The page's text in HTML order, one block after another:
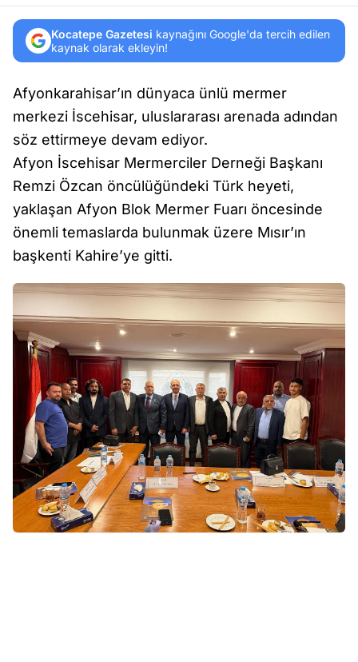
Kocatepe Gazetesi kaynağını Google'da tercih edilen
kaynak olarak ekleyin!
Afyonkarahisar’ın dünyaca ünlü mermer
merkezi İscehisar, uluslararası arenada adından
söz ettirmeye devam ediyor.
Afyon İscehisar Mermerciler Derneği Başkanı
Remzi Özcan öncülüğündeki Türk heyeti,
yaklaşan Afyon Blok Mermer Fuarı öncesinde
önemli temaslarda bulunmak üzere Mısır’ın
başkenti Kahire’ye gitti.